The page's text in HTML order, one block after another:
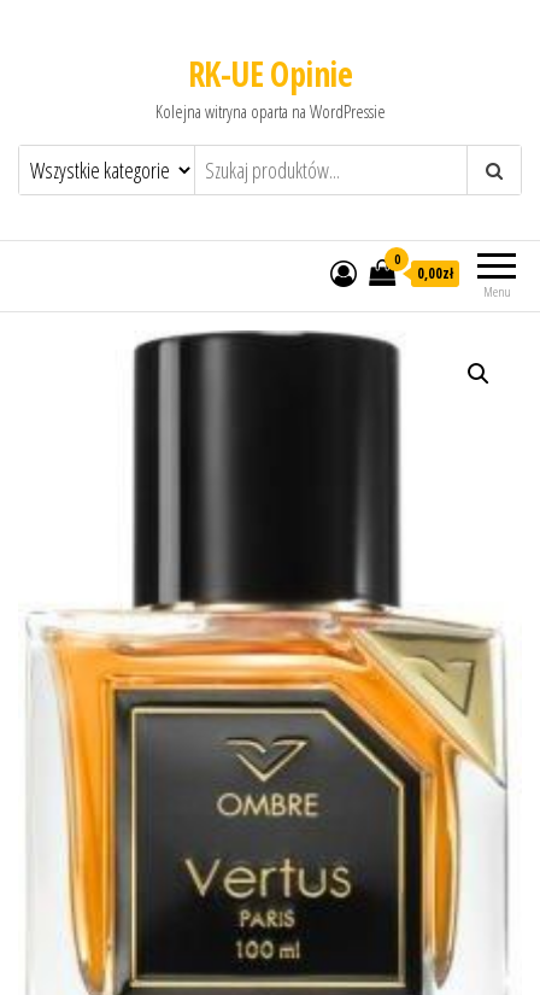
RK-UE Opinie
Kolejna witryna oparta na WordPressie
Menu
0
0,00zł